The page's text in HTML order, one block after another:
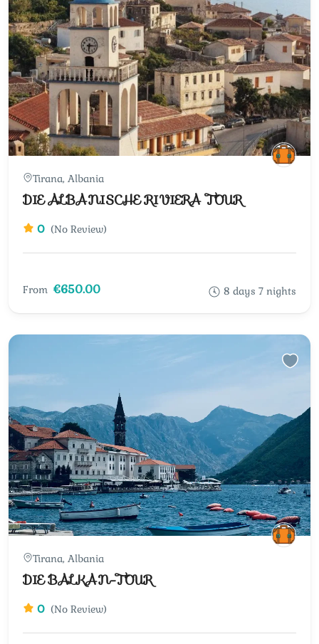
Tirana, Albania
DIE ALBANISCHE RIVIERA TOUR
0 (No Review)
From €650.00 8 days 7 nights
Tirana, Albania
DIE BALKAN-TOUR
0 (No Review)